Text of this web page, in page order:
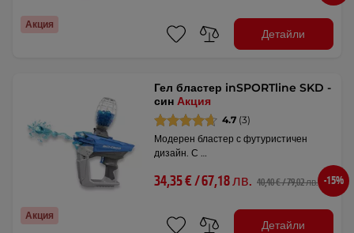
Акция
Детайли
Акция
Гел бластер inSPORTline SKD -
синАкция
4.7 (3)
Модерен бластер с футуристичен
дизайн. С …
34,35 € / 67,18 лв. 40,40 € / 79,02 лв. -15%
Детайли